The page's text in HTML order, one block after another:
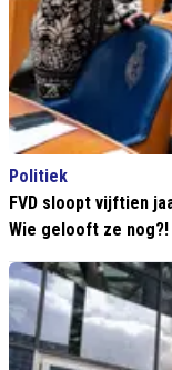
Politiek
FVD sloopt vijftien
Wie gelooft ze nog?!